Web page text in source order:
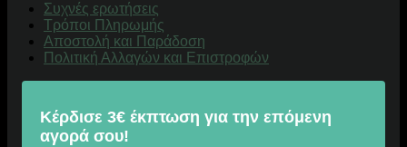
Συχνές ερωτήσεις
Τρόποι Πληρωμής
Αποστολή και Παράδοση
Πολιτική Αλλαγών και Επιστροφών
Κέρδισε 3€ έκπτωση για την επόμενη
αγορά σου!